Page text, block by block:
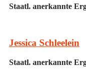
Staatl. anerkannte
Jessica Schleelein
Staatl. anerkannte